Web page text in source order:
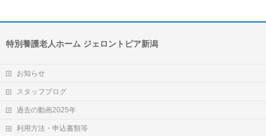
特別養護老人ホーム ジェロントピア新潟
お知らせ
スタッフブログ
過去の動画2025年
利用方法・申込書類等